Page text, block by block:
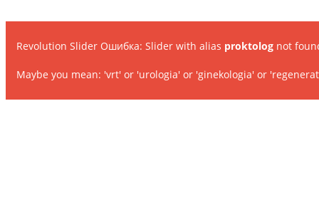
Revolution Slider Ошибка: Slider with alias proktolog not
Maybe you mean: 'vrt' or 'urologia' or 'ginekologia' or